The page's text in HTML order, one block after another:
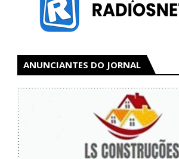
ANUNCIANTES DO JORNAL